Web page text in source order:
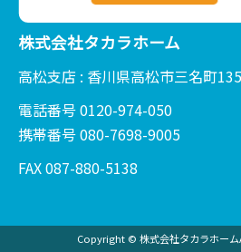
株式会社タカラホーム
高松支店 : 香川県高松市三名町
電話番号 0120-974-050
携帯番号 080-7698-9005
FAX 087-880-5138
Copyright © 株式会社タカラホーム